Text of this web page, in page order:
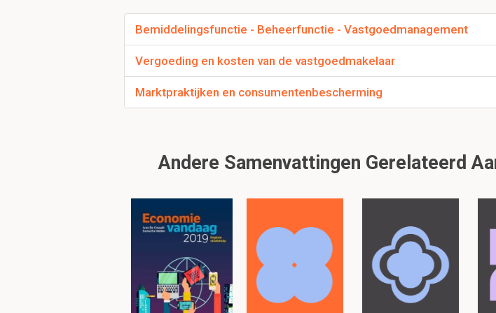
Dit is een preview. Er zijn 3 andere
Mag iemand als zelfstandige in hoofd- of bij beroep
uitvoeren?
4 beroepsprofiel van de
Dit is een preview. Er zijn 6 andere
Laat hier meer
Lijn en staffunctie van in de bouwsector
Lijnfunctie = Verwezenlijking van bouw- en kunstwerken
Bemiddelingsfunctie - Beheerfunctie - Vastgoedmanagement
Vergoeding en kosten van de vastgoedmakelaar
Marktpraktijken en consumentenbescherming
Andere Samenvattingen Gerelateerd